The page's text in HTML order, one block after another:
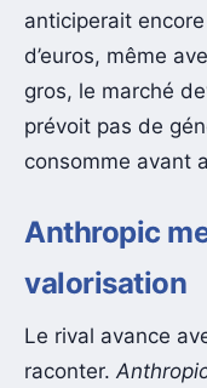
anticiperait
d’euros, même
gros, le marché
prévoit pas de
consomme avant
Anthropic
valorisation
Le rival avance
raconter.